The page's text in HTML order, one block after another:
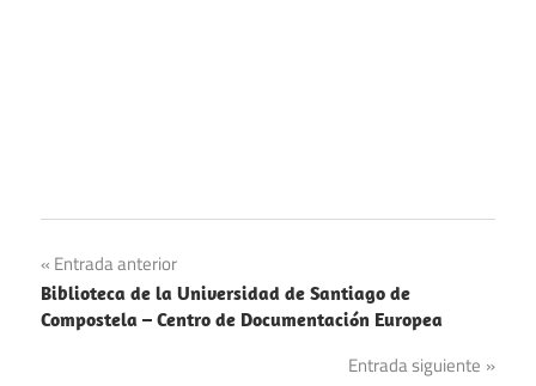
Navegación
de
Entrada anterior
Biblioteca de la Universidad de Santiago de
Compostela – Centro de Documentación Europea
Entrada siguiente